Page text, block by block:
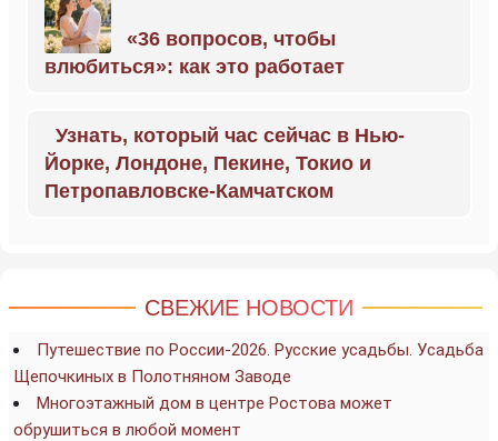
«36 вопросов, чтобы
влюбиться»: как это работает
Узнать, который час сейчас в Нью-
Йорке, Лондоне, Пекине, Токио и
Петропавловске-Камчатском
СВЕЖИЕ НОВОСТИ
Путешествие по России-2026. Русские усадьбы. Усадьба
Щепочкиных в Полотняном Заводе
Многоэтажный дом в центре Ростова может
обрушиться в любой момент